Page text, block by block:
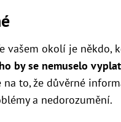
vašem okolí je někdo,
by se nemuselo
to, že důvěrné
a nedorozumění.